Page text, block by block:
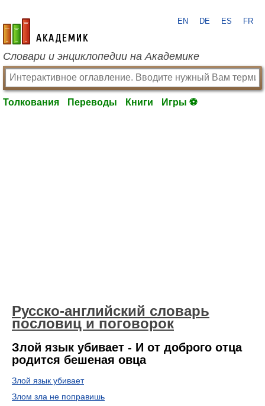
academic.ru
EN DE ES FR
Словари и энциклопедии на Академике
Толкования Переводы Книги Игры ⚽
Русско-английский словарь
пословиц и поговорок
Злой язык убивает - И от доброго отца
родится бешеная овца
Злой язык убивает
Злом зла не поправишь